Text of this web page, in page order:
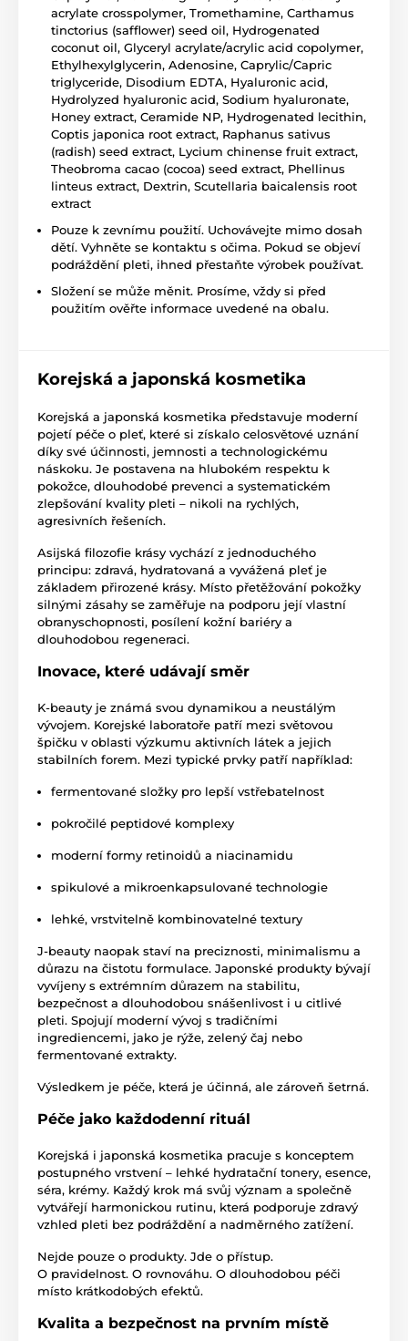
acrylate crosspolymer, Tromethamine, Carthamus
tinctorius (safflower) seed oil, Hydrogenated
coconut oil, Glyceryl acrylate/acrylic acid copolymer,
Ethylhexylglycerin, Adenosine, Caprylic/Capric
triglyceride, Disodium EDTA, Hyaluronic acid,
Hydrolyzed hyaluronic acid, Sodium hyaluronate,
Honey extract, Ceramide NP, Hydrogenated lecithin,
Coptis japonica root extract, Raphanus sativus
(radish) seed extract, Lycium chinense fruit extract,
Theobroma cacao (cocoa) seed extract, Phellinus
linteus extract, Dextrin, Scutellaria baicalensis root
extract
Pouze k zevnímu použití. Uchovávejte mimo dosah
dětí. Vyhněte se kontaktu s očima. Pokud se objeví
podráždění pleti, ihned přestaňte výrobek používat.
Složení se může měnit. Prosíme, vždy si před
použitím ověřte informace uvedené na obalu.
Korejská a japonská kosmetika
Korejská a japonská kosmetika představuje moderní
pojetí péče o pleť, které si získalo celosvětové uznání
díky své účinnosti, jemnosti a technologickému
náskoku. Je postavena na hlubokém respektu k
pokožce, dlouhodobé prevenci a systematickém
zlepšování kvality pleti – nikoli na rychlých,
agresivních řešeních.
Asijská filozofie krásy vychází z jednoduchého
principu: zdravá, hydratovaná a vyvážená pleť je
základem přirozené krásy. Místo přetěžování pokožky
silnými zásahy se zaměřuje na podporu její vlastní
obranyschopnosti, posílení kožní bariéry a
dlouhodobou regeneraci.
Inovace, které udávají směr
K-beauty je známá svou dynamikou a neustálým
vývojem. Korejské laboratoře patří mezi světovou
špičku v oblasti výzkumu aktivních látek a jejich
stabilních forem. Mezi typické prvky patří například:
fermentované složky pro lepší vstřebatelnost
pokročilé peptidové komplexy
moderní formy retinoidů a niacinamidu
spikulové a mikroenkapsulované technologie
lehké, vrstvitelně kombinovatelné textury
J-beauty naopak staví na preciznosti, minimalismu a
důrazu na čistotu formulace. Japonské produkty bývají
vyvíjeny s extrémním důrazem na stabilitu,
bezpečnost a dlouhodobou snášenlivost i u citlivé
pleti. Spojují moderní vývoj s tradičními
ingrediencemi, jako je rýže, zelený čaj nebo
fermentované extrakty.
Výsledkem je péče, která je účinná, ale zároveň šetrná.
Péče jako každodenní rituál
Korejská i japonská kosmetika pracuje s konceptem
postupného vrstvení – lehké hydratační tonery, esence,
séra, krémy. Každý krok má svůj význam a společně
vytvářejí harmonickou rutinu, která podporuje zdravý
vzhled pleti bez podráždění a nadměrného zatížení.
Nejde pouze o produkty. Jde o přístup.
O pravidelnost. O rovnováhu. O dlouhodobou péči
místo krátkodobých efektů.
Kvalita a bezpečnost na prvním místě